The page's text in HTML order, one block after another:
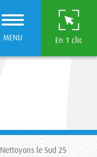
MENU En 1 clic
Nettoyons le Sud 25